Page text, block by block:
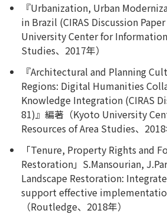
『Urbanization, Urban
in Brazil (CIRAS Discussion
University Center for
Studies、2017年）
『Architectural and Planning
Regions: Digital Humanities
Knowledge Integration (CIRAS
81)』編著（Kyoto University
Resources of Area Studies、2018
「Tenure, Property Rights and
Restoration」S.Mansourian,
Landscape Restoration:
support effective
（Routledge、2018年）